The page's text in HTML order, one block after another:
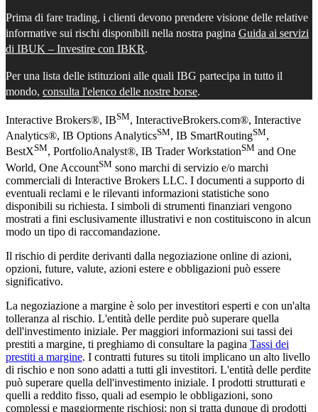
Prima di fare trading, i clienti devono prendere visione delle relative
informative sui rischi disponibili nella nostra pagina Guida ai servizi
di IBUK – Investire con IBKR.
Per una lista delle istituzioni alle quali IBG partecipa in tutto il
mondo, consulta l'elenco delle nostre borse.
Interactive Brokers®, IBSM, InteractiveBrokers.com®, Interactive
Analytics®, IB Options AnalyticsSM, IB SmartRoutingSM,
BestXSM, PortfolioAnalyst®, IB Trader WorkstationSM and One
World, One AccountSM sono marchi di servizio e/o marchi
commerciali di Interactive Brokers LLC. I documenti a supporto di
eventuali reclami e le rilevanti informazioni statistiche sono
disponibili su richiesta. I simboli di strumenti finanziari vengono
mostrati a fini esclusivamente illustrativi e non costituiscono in alcun
modo un tipo di raccomandazione.
Il rischio di perdite derivanti dalla negoziazione online di azioni,
opzioni, future, valute, azioni estere e obbligazioni può essere
significativo.
La negoziazione a margine è solo per investitori esperti e con un'alta
tolleranza al rischio. L'entità delle perdite può superare quella
dell'investimento iniziale. Per maggiori informazioni sui tassi dei
prestiti a margine, ti preghiamo di consultare la pagina Tassi dei
prestiti a margine. I contratti futures su titoli implicano un alto livello
di rischio e non sono adatti a tutti gli investitori. L'entità delle perdite
può superare quella dell'investimento iniziale. I prodotti strutturati e
quelli a reddito fisso, quali ad esempio le obbligazioni, sono
complessi e maggiormente rischiosi; non si tratta dunque di prodotti